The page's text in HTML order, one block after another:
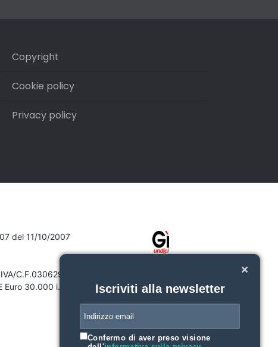
Copyright
Cookie policy
Privacy policy
del 11/10/2007
C.F.03062910132
30.000 i.v.
Iscriviti alla newsletter
Confermo di aver preso visione